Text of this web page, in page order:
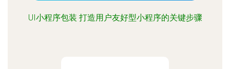
UI小程序包装 打造用户友好型小程序的关键步骤